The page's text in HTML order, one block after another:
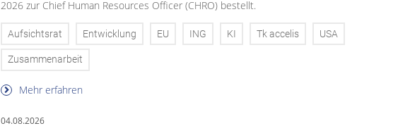
2026 zur Chief Human Resources Officer (CHRO) bestellt.
Aufsichtsrat Entwicklung EU ING KI Tk accelis USA
Zusammenarbeit
Mehr erfahren
04.08.2026